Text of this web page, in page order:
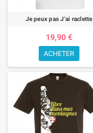
Je peux pas J'ai raclette
19,90 €
ACHETER